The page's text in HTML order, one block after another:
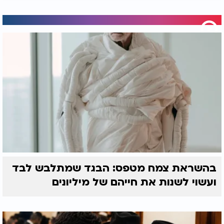
בהשראת צמח מטפס: הבגד שמתלבש לבד
ועשוי לשנות את חייהם של מיליונים